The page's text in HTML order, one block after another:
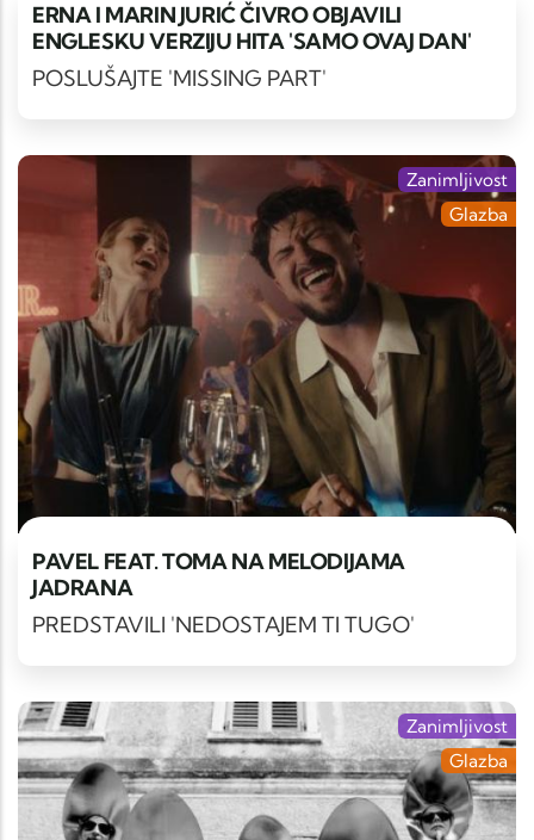
ERNA I MARIN JURIĆ ČIVRO OBJAVILI
ENGLESKU VERZIJU HITA 'SAMO OVAJ DAN'
POSLUŠAJTE 'MISSING PART'
PAVEL FEAT. TOMA NA MELODIJAMA
JADRANA
PREDSTAVILI 'NEDOSTAJEM TI TUGO'
Zanimljivost
Glazba
Zanimljivost
Glazba